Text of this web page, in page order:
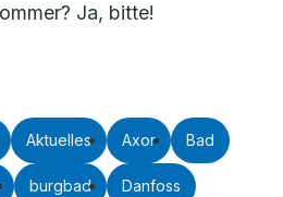
Ja, bitte!
Aktuelles Axor Bad
burgbad Danfoss